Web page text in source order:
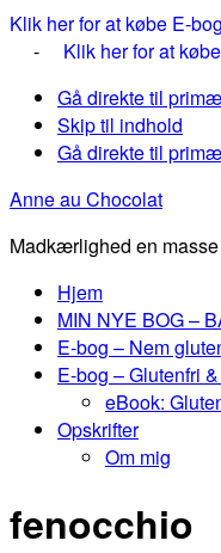
Klik her for at købe E-
- Klik her for at
Gå direkte til
Skip til indhold
Gå direkte til
Anne au Chocolat
Madkærlighed en masse
Hjem
MIN NYE BOG –
E-bog – Nem
E-bog – Glutenfri
eBook:
Opskrifter
Om mig
fenocchio